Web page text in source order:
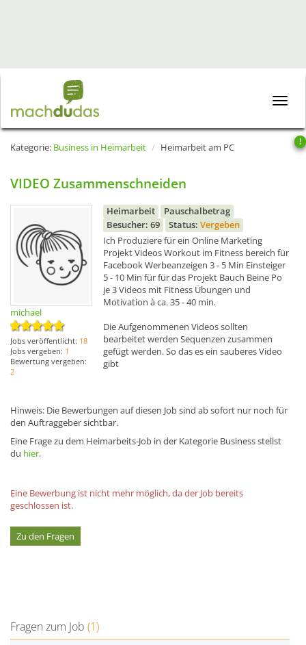
Toggle
!
Kategorie: Business in Heimarbeit Heimarbeit am PC
VIDEO Zusammenschneiden
michael
Jobs veröffentlicht: 18
Jobs vergeben: 1
Bewertung vergeben:
2
Heimarbeit
Pauschalbetrag
Besucher: 69
Status: Vergeben
Ich Produziere für ein Online Marketing
Projekt Videos Workout im Fitness bereich für
Facebook Werbeanzeigen 3 - 5 Min Einsteiger
5 - 10 Min für für das Projekt Bauch Beine Po
je 3 Videos mit Fitness Übungen und
Motivation à ca. 35 - 40 min.
Die Aufgenommenen Videos sollten
bearbeitet werden Sequenzen zusammen
gefügt werden. So das es ein sauberes Video
gibt
Hinweis: Die Bewerbungen auf diesen Job sind ab sofort nur noch für
den Auftraggeber sichtbar.
Eine Frage zu dem Heimarbeits-Job in der Kategorie Business stellst
du hier.
Eine Bewerbung ist nicht mehr möglich, da der Job bereits
geschlossen ist.
Zu den Fragen
Fragen zum Job (1)